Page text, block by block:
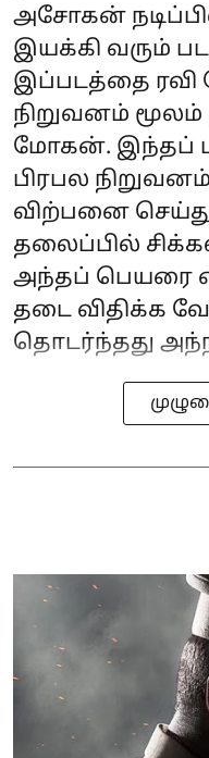
அசோகன்
இயக்கி வரும்
இப்படத்தை
நிறுவனம் மூலம்
மோகன். இந்தப்
பிரபல
விற்பனை
தலைப்பில்
அந்தப் பெயரை
தடை விதிக்க
தொடர்ந்தது